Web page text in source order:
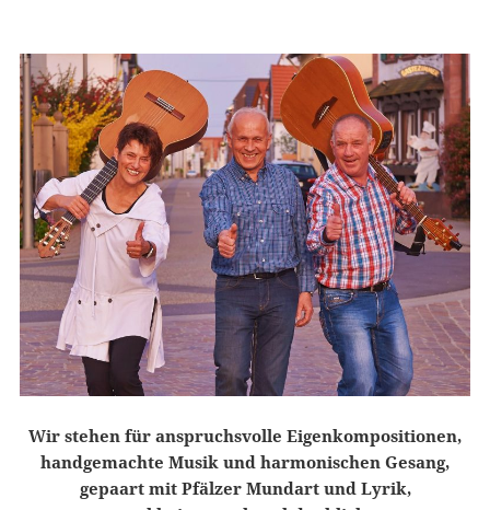
Wir stehen für anspruchsvolle Eigenkompositionen,
handgemachte Musik und harmonischen Gesang,
gepaart mit Pfälzer Mundart und Lyrik,